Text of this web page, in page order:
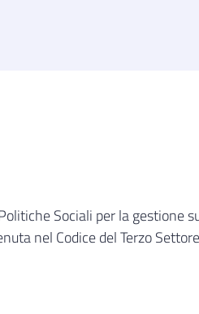
Sociali per la gestione
nel Codice del Terzo